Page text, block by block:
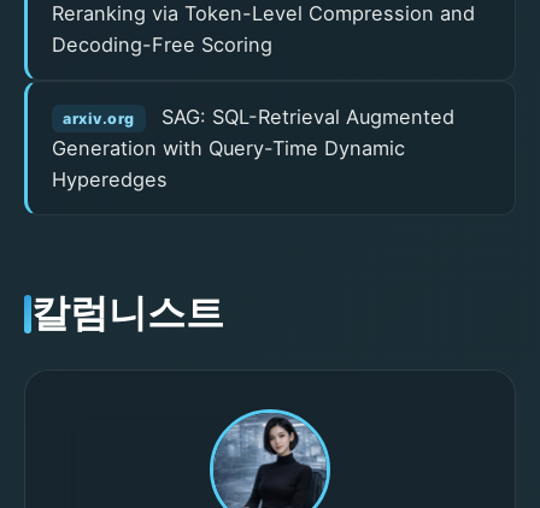
Reranking via Token-Level Compression and
Decoding-Free Scoring
arxiv.org
SAG: SQL-Retrieval Augmented
Generation with Query-Time Dynamic
Hyperedges
칼럼니스트